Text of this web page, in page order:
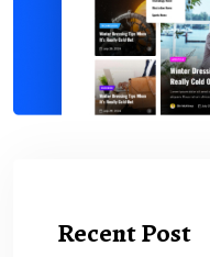
Recent Post